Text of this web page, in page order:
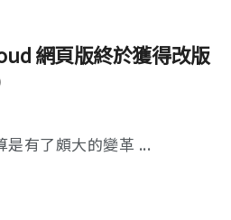
網頁版終於獲得改版
是有了頗大的變革 ...